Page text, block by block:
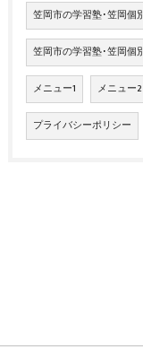
笠岡市の学習塾･笠岡個
笠岡市の学習塾･笠岡個
メニュー1 メニュー2
プライバシーポリシー